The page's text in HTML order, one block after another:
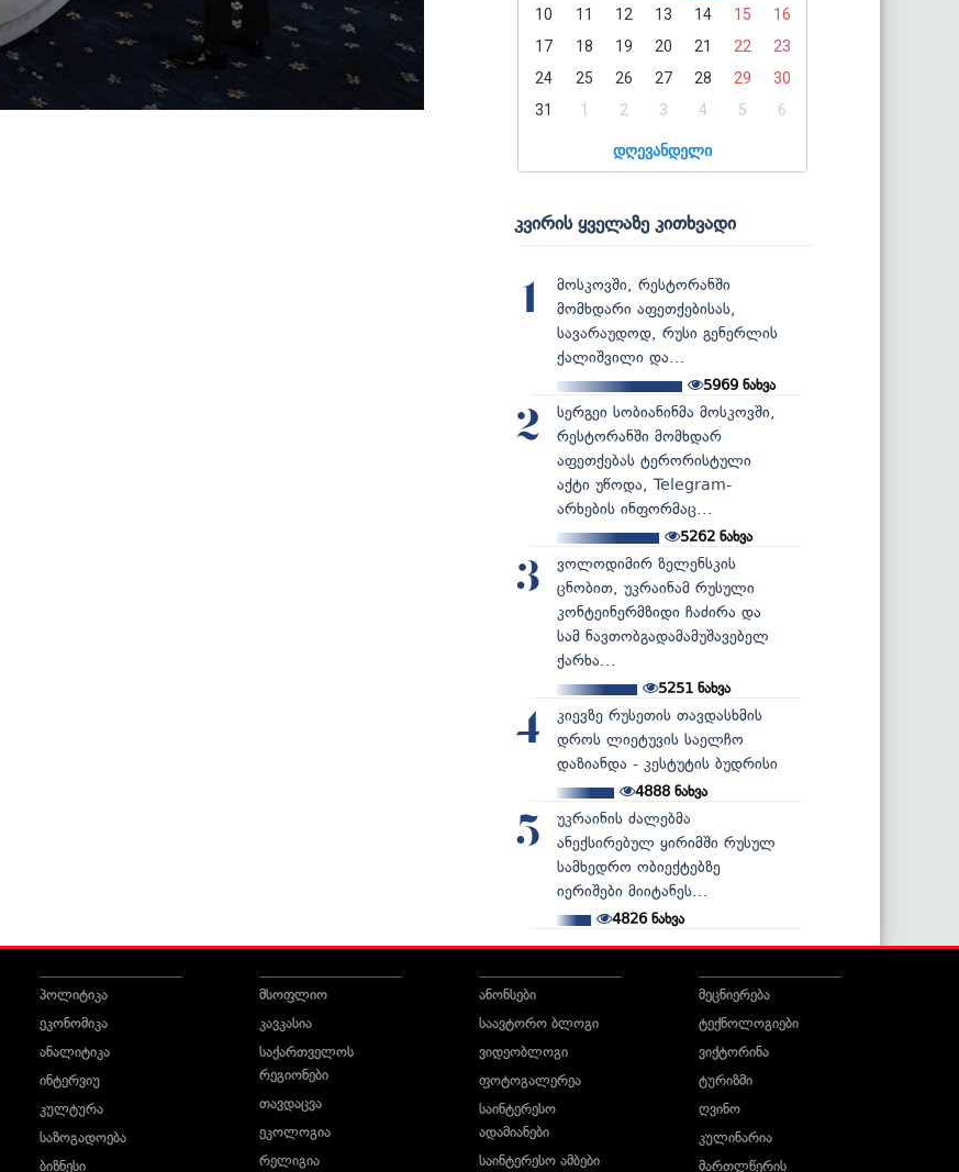
10
11 12 13 14 15
16
17
18 19 20 21 22
23
24
25 26 27 28 29
30
31
1 2 3 4 5 6
დღევანდელი
კვირის ყველაზე კითხვადი
1
მოსკოვში, რესტორანში
მომხდარი აფეთქებისას,
სავარაუდოდ, რუსი გენერლის
ქალიშვილი და...
5969 ნახვა
2
სერგეი სობიანინმა მოსკოვში,
რესტორანში მომხდარ
აფეთქებას ტერორისტული
აქტი უწოდა, Telegram-
არხების ინფორმაც...
5262 ნახვა
3
ვოლოდიმირ ზელენსკის
ცნობით, უკრაინამ რუსული
კონტეინერმზიდი ჩაძირა და
სამ ნავთობგადამამუშავებელ
ქარხა...
5251ნახვა
4
კიევზე რუსეთის თავდასხმის
დროს ლიეტუვის საელჩო
დაზიანდა - კესტუტის ბუდრისი
4888ნახვა
5
უკრაინის ძალებმა
ანექსირებულ ყირიმში რუსულ
სამხედრო ობიექტებზე
იერიშები მიიტანეს...
4826ნახვა
პოლიტიკა
ეკონომიკა
ანალიტიკა
ინტერვიუ
კულტურა
საზოგადოება
ბიზნესი
მსოფლიო
კავკასია
საქართველოს
რეგიონები
თავდაცვა
ეკოლოგია
რელიგია
ანონსები
საავტორო ბლოგი
ვიდეობლოგი
ფოტოგალერეა
საინტერესო
ადამიანები
საინტერესო ამბები
მეცნიერება
ტექნოლოგიები
ვიქტორინა
ტურიზმი
ღვინო
კულინარია
მართლწერის